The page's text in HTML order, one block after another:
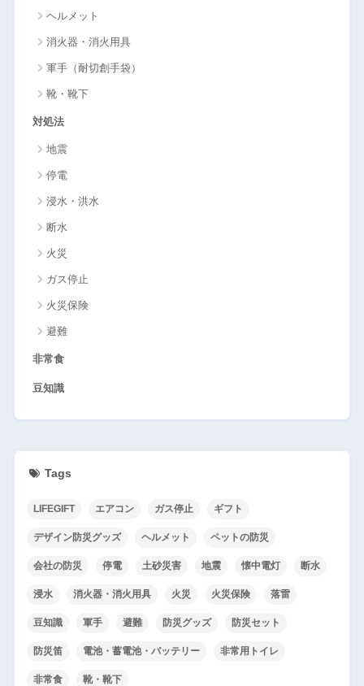
ヘルメット
消火器・消火用具
軍手（耐切創手袋）
靴・靴下
対処法
地震
停電
浸水・洪水
断水
火災
ガス停止
火災保険
避難
非常食
豆知識
Tags
LIFEGIFT エアコン ガス停止 ギフト
デザイン防災グッズ ヘルメット ペットの防災
会社の防災 停電 土砂災害 地震 懐中電灯 断水
浸水 消火器・消火用具 火災 火災保険 落雷
豆知識 軍手 避難 防災グッズ 防災セット
防災笛 電池・蓄電池・バッテリー 非常用トイレ
非常食 靴・靴下